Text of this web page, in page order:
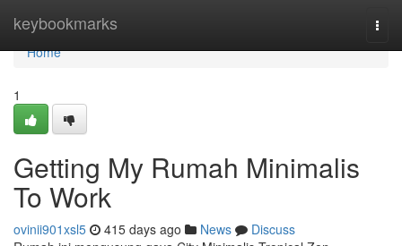
keybookmarks
Home
Home
1
Getting My Rumah Minimalis
To Work
ovinii901xsl5 415 days ago News
Discuss